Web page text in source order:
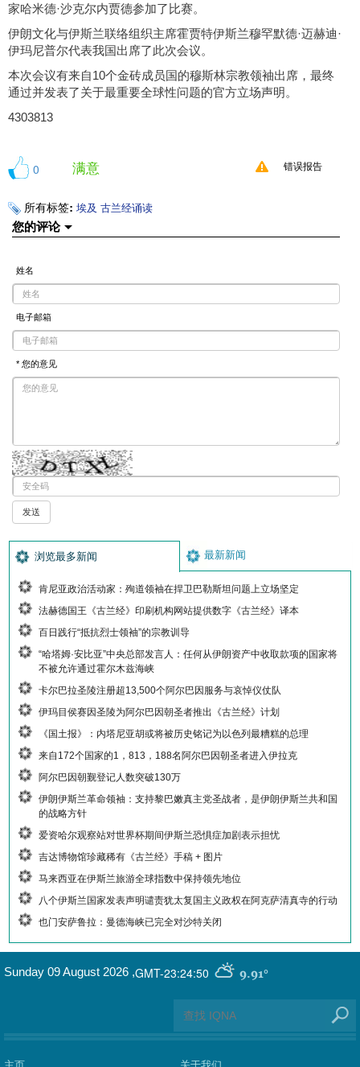
家哈米德·沙克尔内贾德参加了比赛。
伊朗文化与伊斯兰联络组织主席霍贾特伊斯兰穆罕默德·迈赫迪·
伊玛尼普尔代表我国出席了此次会议。
本次会议有来自10个金砖成员国的穆斯林宗教领袖出席，最终
通过并发表了关于最重要全球性问题的官方立场声明。
4303813
0 满意 错误报告
所有标签: 埃及 古兰经诵读
您的评论
姓名
电子邮箱
* 您的意见
浏览最多新闻 最新新闻
肯尼亚政治活动家：殉道领袖在捍卫巴勒斯坦问题上立场坚定
法赫德国王《古兰经》印刷机构网站提供数字《古兰经》译本
百日践行“抵抗烈士领袖”的宗教训导
“哈塔姆·安比亚”中央总部发言人：任何从伊朗资产中收取款项的国家将
不被允许通过霍尔木兹海峡
卡尔巴拉圣陵注册超13,500个阿尔巴因服务与哀悼仪仗队
伊玛目侯赛因圣陵为阿尔巴因朝圣者推出《古兰经》计划
《国土报》：内塔尼亚胡或将被历史铭记为以色列最糟糕的总理
来自172个国家的1，813，188名阿尔巴因朝圣者进入伊拉克
阿尔巴因朝觐登记人数突破130万
伊朗伊斯兰革命领袖：支持黎巴嫩真主党圣战者，是伊朗伊斯兰共和国
的战略方针
爱资哈尔观察站对世界杯期间伊斯兰恐惧症加剧表示担忧
吉达博物馆珍藏稀有《古兰经》手稿 + 图片
马来西亚在伊斯兰旅游全球指数中保持领先地位
八个伊斯兰国家发表声明谴责犹太复国主义政权在阿克萨清真寺的行动
也门安萨鲁拉：曼德海峡已完全对沙特关闭
GMT-23:24:50 9.91°
Sunday 09 August 2026 ,